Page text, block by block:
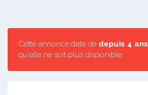
Cette annonce date de depuis 4 ans
qu'elle ne soit plus disponible.